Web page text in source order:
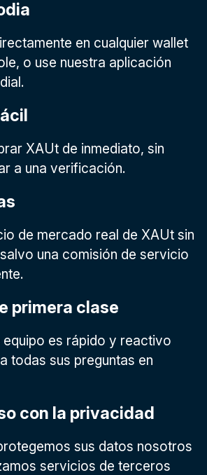
en cualquier wallet
o use nuestra aplicación
XAUt de inmediato, sin
a una verificación.
de mercado real de XAUt sin
una comisión de servicio
primera clase
es rápido y reactivo
todas sus preguntas en
con la privacidad
sus datos nosotros
servicios de terceros